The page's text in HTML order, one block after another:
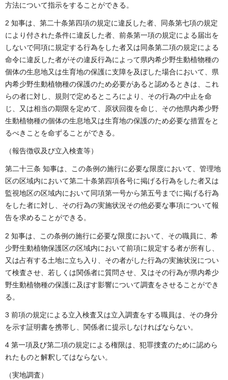
方法について指示をすることができる。
2 知事は、第二十条第四項の規定に違反した者、同条第七項の規定
により付された条件に違反した者、前条第一項の規定による届出を
しないで同項に規定する行為をした者又は同条第二項の規定による
命令に違反した者がその違反行為によって県内希少野生動植物種の
個体の生息地又は生育地の保護に支障を及ぼした場合において、県
内希少野生動植物種の保護のため必要があると認めるときは、これ
らの者に対し、規則で定めるところにより、その行為の中止を命
じ、又は相当の期限を定めて、原状回復を命じ、その他県内希少野
生動植物種の個体の生息地又は生育地の保護のため必要な措置をと
るべきことを命ずることができる。
（報告徴収及び立入検査等）
第二十三条 知事は、この条例の施行に必要な限度において、管理地
区の区域内において第二十条第四項各号に掲げる行為をした者又は
監視地区の区域内において同項第一号から第五号までに掲げる行為
をした者に対し、その行為の実施状況その他必要な事項について報
告を求めることができる。
2 知事は、この条例の施行に必要な限度において、その職員に、希
少野生動植物保護区の区域内において前項に規定する者が所有し、
又は占有する土地に立ち入り、その者がした行為の実施状況につい
て検査させ、若しくは関係者に質問させ、又はその行為が県内希少
野生動植物種の保護に及ぼす影響について調査をさせることができ
る。
3 前項の規定による立入検査又は立入調査をする職員は、その身分
を示す証明書を携帯し、関係者に提示しなければならない。
4 第一項及び第二項の規定による権限は、犯罪捜査のために認めら
れたものと解釈してはならない。
（実地調査）